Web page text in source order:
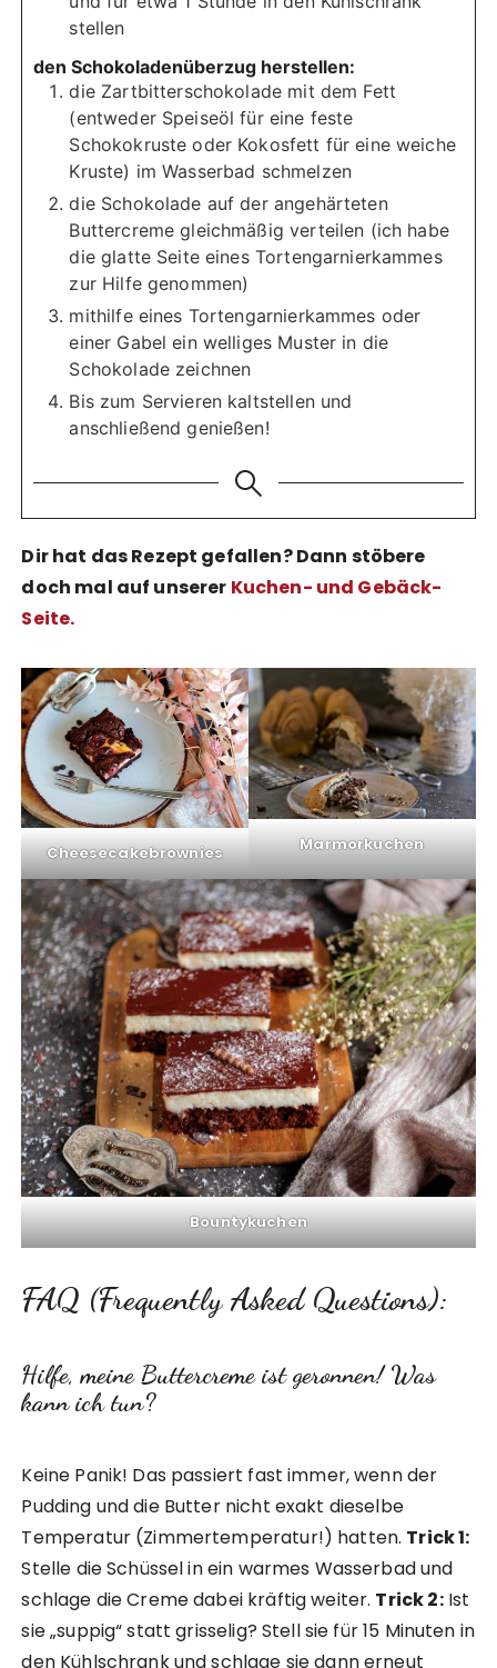
stellen
den Schokoladenüberzug herstellen:
die Zartbitterschokolade mit dem Fett
(entweder Speiseöl für eine feste
Schokokruste oder Kokosfett für eine weiche
Kruste) im Wasserbad schmelzen
die Schokolade auf der angehärteten
Buttercreme gleichmäßig verteilen (ich habe
die glatte Seite eines Tortengarnierkammes
zur Hilfe genommen)
mithilfe eines Tortengarnierkammes oder
einer Gabel ein welliges Muster in die
Schokolade zeichnen
Bis zum Servieren kaltstellen und
anschließend genießen!
Dir hat das Rezept gefallen? Dann stöbere
doch mal auf unserer Kuchen- und Gebäck-
Seite.
Cheesecakebrownies Marmorkuchen
Bountykuchen
FAQ (Frequently Asked Questions):
Hilfe, meine Buttercreme ist geronnen! Was
kann ich tun?
Keine Panik! Das passiert fast immer, wenn der
Pudding und die Butter nicht exakt dieselbe
Temperatur (Zimmertemperatur!) hatten. Trick 1:
Stelle die Schüssel in ein warmes Wasserbad und
schlage die Creme dabei kräftig weiter. Trick 2:Ist
sie „suppig“ statt grisselig? Stell sie für 15 Minuten in
den Kühlschrank und schlage sie dann erneut